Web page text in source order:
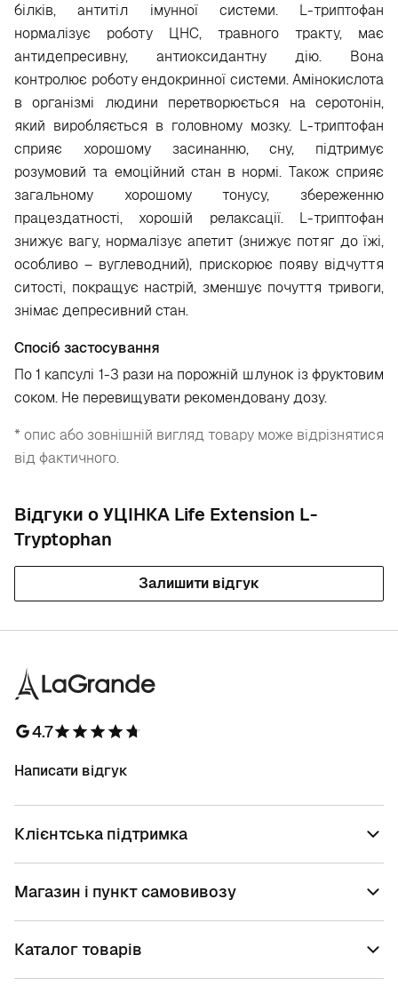
білків, антитіл імунної системи. L-триптофан
нормалізує роботу ЦНС, травного тракту, має
антидепресивну, антиоксидантну дію. Вона
контролює роботу ендокринної системи. Амінокислота
в організмі людини перетворюється на серотонін,
який виробляється в головному мозку. L-триптофан
сприяє хорошому засинанню, сну, підтримує
розумовий та емоційний стан в нормі. Також сприяє
загальному хорошому тонусу, збереженню
працездатності, хорошій релаксації. L-триптофан
знижує вагу, нормалізує апетит (знижує потяг до їжі,
особливо – вуглеводний), прискорює появу відчуття
ситості, покращує настрій, зменшує почуття тривоги,
знімає депресивний стан.
Спосіб застосування
По 1 капсулі 1-3 рази на порожній шлунок із фруктовим
соком. Не перевищувати рекомендовану дозу.
* опис або зовнішній вигляд товару може відрізнятися
від фактичного.
Відгуки о УЦІНКА Life Extension L-
Tryptophan
Залишити відгук
4.7
Написати відгук
Клієнтська підтримка
Магазин і пункт самовивозу
Каталог товарів